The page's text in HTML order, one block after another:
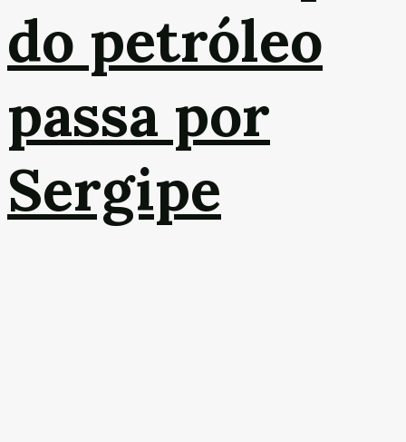
do petróleo
passa por
Sergipe